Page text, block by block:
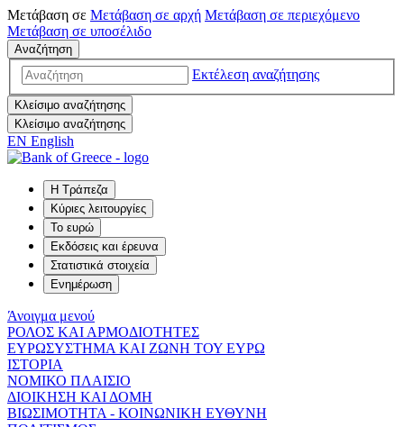
Μετάβαση σε Μετάβαση σε αρχή Μετάβαση σε περιεχόμενο
Μετάβαση σε υποσέλιδο
Αναζήτηση
Εκτέλεση αναζήτησης
Κλείσιμο αναζήτησης
Κλείσιμο αναζήτησης
EN English
Η Τράπεζα
Κύριες λειτουργίες
Το ευρώ
Εκδόσεις και έρευνα
Στατιστικά στοιχεία
Ενημέρωση
Άνοιγμα μενού
ΡΟΛΟΣ ΚΑΙ ΑΡΜΟΔΙΟΤΗΤΕΣ
ΕΥΡΩΣΥΣΤΗΜΑ ΚΑΙ ΖΩΝΗ ΤΟΥ ΕΥΡΩ
ΙΣΤΟΡΙΑ
ΝΟΜΙΚΟ ΠΛΑΙΣΙΟ
ΔΙΟΙΚΗΣΗ ΚΑΙ ΔΟΜΗ
ΒΙΩΣΙΜΟΤΗΤΑ - ΚΟΙΝΩΝΙΚΗ ΕΥΘΥΝΗ